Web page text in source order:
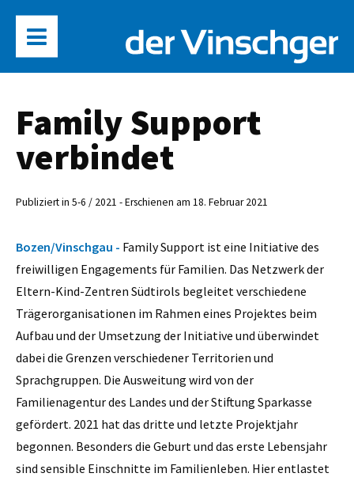
Family Support
verbindet
Publiziert in 5-6 / 2021 - Erschienen am 18. Februar 2021
Bozen/Vinschgau - Family Support ist eine Initiative des
freiwilligen Engagements für Familien. Das Netzwerk der
Eltern-Kind-Zentren Südtirols begleitet verschiedene
Trägerorganisationen im Rahmen eines Projektes beim
Aufbau und der Umsetzung der Initiative und überwindet
dabei die Grenzen verschiedener Territorien und
Sprachgruppen. Die Ausweitung wird von der
Familienagentur des Landes und der Stiftung Sparkasse
gefördert. 2021 hat das dritte und letzte Projektjahr
begonnen. Besonders die Geburt und das erste Lebensjahr
sind sensible Einschnitte im Familienleben. Hier entlastet